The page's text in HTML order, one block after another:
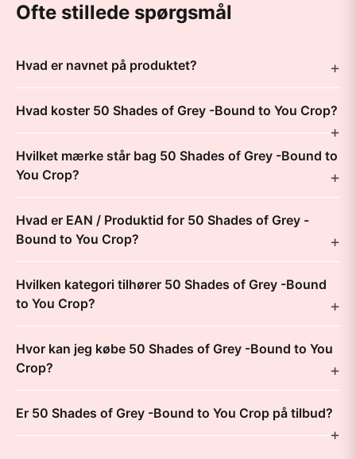
Ofte stillede spørgsmål
Hvad er navnet på produktet?
Hvad koster 50 Shades of Grey -Bound to You Crop?
Hvilket mærke står bag 50 Shades of Grey -Bound to
You Crop?
Hvad er EAN / Produktid for 50 Shades of Grey -
Bound to You Crop?
Hvilken kategori tilhører 50 Shades of Grey -Bound
to You Crop?
Hvor kan jeg købe 50 Shades of Grey -Bound to You
Crop?
Er 50 Shades of Grey -Bound to You Crop på tilbud?